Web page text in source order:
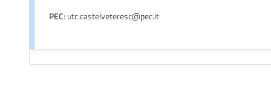
PEC: utc.castelveteresc@pec.it